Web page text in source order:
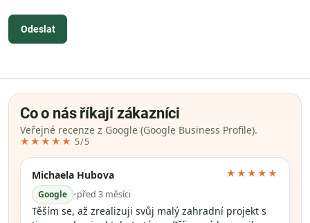
Odeslat
Co o nás říkají zákazníci
Veřejné recenze z Google (Google Business Profile).
★★★★★ 5/5
Michaela Hubova
Google •před 3 měsíci
★★★★★
Těším se, až zrealizuji svůj malý zahradní projekt s